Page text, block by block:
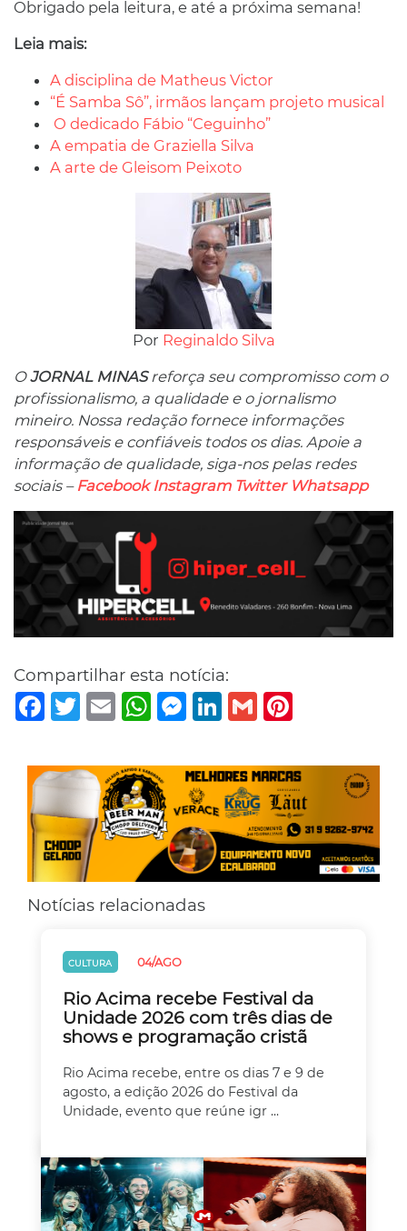
Obrigado pela leitura, e até a próxima semana!
Leia mais:
A disciplina de Matheus Victor
“É Samba Sô”, irmãos lançam projeto musical
O dedicado Fábio “Ceguinho”
A empatia de Graziella Silva
A arte de Gleisom Peixoto
Por Reginaldo Silva
OJORNAL MINASreforça seu compromisso com o
profissionalismo, a qualidade e o jornalismo
mineiro. Nossa redação fornece informações
responsáveis ​​e confiáveis ​​todos os dias. Apoie a
informação de qualidade, siga-nos pelas redes
sociais – Facebook Instagram Twitter Whatsapp
Compartilhar esta notícia:
Facebook
TwitterEmail WhatsAppMessenger
LinkedIn
Gmail
Notícias relacionadas
CULTURA 04/AGO
Rio Acima recebe Festival da
Unidade 2026 com três dias de
shows e programação cristã
Rio Acima recebe, entre os dias 7 e 9 de
agosto, a edição 2026 do Festival da
Unidade, evento que reúne igr ...